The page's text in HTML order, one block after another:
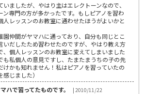
いましたが、やはり主はエレクトーンなので、
ン専門の方が多かったです。もしピアノを習わ
人レッスンのお教室に通わせたほうがよいかと
園仲間がヤマハに通っており、自分も同じとこ
いだしたため習わせたのですが、やはり教え方
、個人レッスンのお教室に変えてしまいました
も私個人の意見ですし、たまたまうちの子の先
けかも知れません！私はピアノを習っていたの
じました）
ハで習ってたものです。
| 2010/11/22